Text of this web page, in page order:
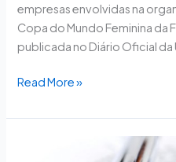
empresas envolvidas na
Copa do Mundo Feminina da
publicada no Diário Oficial
Read More »